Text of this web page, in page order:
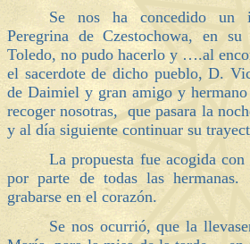
Se nos ha concedido un
Peregrina de Czestochowa, en
Toledo, no pudo hacerlo y ….al
el sacerdote de dicho pueblo, D.
de Daimiel y gran amigo y
recoger nosotras, que pasara la
y al día siguiente continuar su
La propuesta fue acogida
por parte de todas las
grabarse en el corazón.
Se nos ocurrió, que la